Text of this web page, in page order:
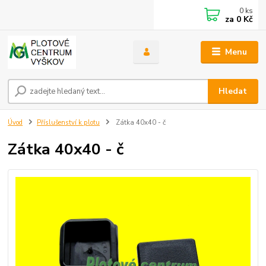
Menu
Hledat
0 ks
za 0 Kč
Úvod Příslušenství k plotu Zátka 40x40 - č
Zátka 40x40 - č